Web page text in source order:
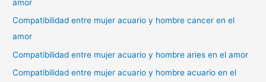
amor
Compatibilidad entre mujer acuario y hombre cancer en el
amor
Compatibilidad entre mujer acuario y hombre aries en el amor
Compatibilidad entre mujer acuario y hombre acuario en el